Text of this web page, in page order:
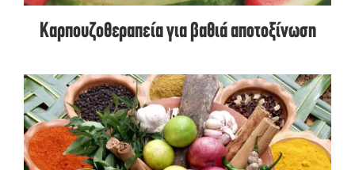
Καρπουζοθεραπεία για βαθιά αποτοξίνωση